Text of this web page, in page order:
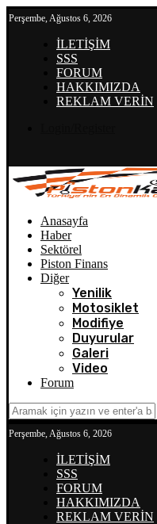
Perşembe, Ağustos 6, 2026
İLETİŞİM
SSS
FORUM
HAKKIMIZDA
REKLAM VERİN
Anasayfa
Haber
Sektörel
Piston Finans
Diğer
Yenilik
Motosiklet
Modifiye
Duyurular
Galeri
Video
Forum
Perşembe, Ağustos 6, 2026
İLETİŞİM
SSS
FORUM
HAKKIMIZDA
REKLAM VERİN